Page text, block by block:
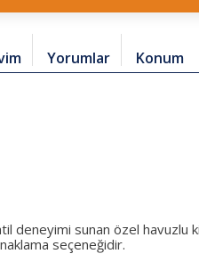
Yorumlar Konum
sunan özel havuzlu
seçeneğidir.